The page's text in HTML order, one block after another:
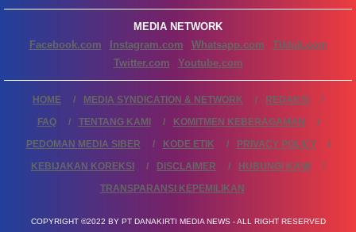
MEDIA NETWORK
Facebook.com
Instagram.com Whatsapp.com
Tiktok.com
Twitter.com
Youtube.com
HOME MEDIA SYNDICATION & NETWORK
REDAKSI
FAQ
TENTANG KAMI
KOMITMEN KEBERAGAMAN
PEDOMAN MEDIA SIBER
KODE ETIK
PRIVACY POLICY
KEBIJAKAN KOREKSI
DISCLAIMER
HUBUNGI KAMI
TRANSPARANSI KEPEMILIKAN
COPYRIGHT ©2022 BY PT DANAKIRTI MEDIA NEWS - ALL RIGHT RESERVED